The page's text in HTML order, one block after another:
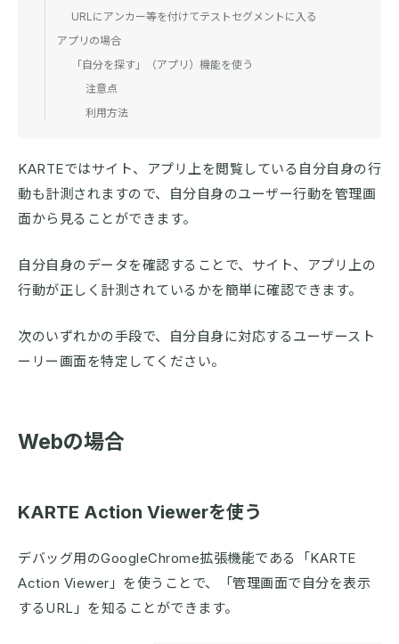
KARTEではサイト、アプリ上を閲覧している自分自身の行
動も計測されますので、自分自身のユーザー行動を管理画
面から見ることができます。
自分自身のデータを確認することで、サイト、アプリ上の
行動が正しく計測されているかを簡単に確認できます。
次のいずれかの手段で、自分自身に対応するユーザースト
ーリー画面を特定してください。
Webの場合
KARTE Action Viewerを使う
デバッグ用のGoogleChrome拡張機能である「KARTE
Action Viewer」を使うことで、「管理画面で自分を表示
するURL」を知ることができます。
URLにアンカー等を付けてテストセグメントに入る
アプリの場合
「自分を探す」（アプリ）機能を使う
注意点
利用方法